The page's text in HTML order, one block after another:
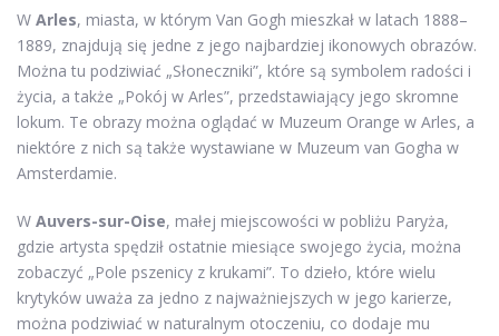
W Arles, miasta, w którym Van Gogh mieszkał w latach 1888–
1889, znajdują się jedne z jego najbardziej ikonowych obrazów.
Można tu podziwiać „Słoneczniki”, które są symbolem radości i
życia, a także „Pokój w Arles”, przedstawiający jego skromne
lokum. Te obrazy można oglądać w Muzeum Orange w Arles, a
niektóre z nich są także wystawiane w Muzeum van Gogha w
Amsterdamie.
W Auvers-sur-Oise, małej miejscowości w pobliżu Paryża,
gdzie artysta spędził ostatnie miesiące swojego życia, można
zobaczyć „Pole pszenicy z krukami”. To dzieło, które wielu
krytyków uważa za jedno z najważniejszych w jego karierze,
można podziwiać w naturalnym otoczeniu, co dodaje mu